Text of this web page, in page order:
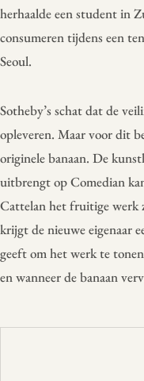
herhaalde een student in
consumeren tijdens een
Seoul.
Sotheby’s schat dat de
opleveren. Maar voor dit
originele banaan. De
uitbrengt op Comedian
Cattelan het fruitige werk
krijgt de nieuwe eigenaar
geeft om het werk te
en wanneer de banaan